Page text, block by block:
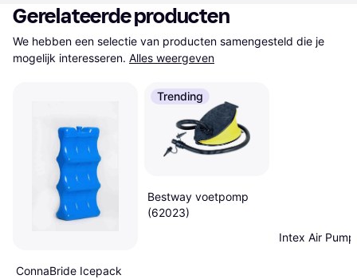
Gerelateerde producten
We hebben een selectie van producten samengesteld die je
mogelijk interesseren. Alles weergeven
ConnaBride Icepack
Trending
Bestway voetpomp
(62023)
Intex Air